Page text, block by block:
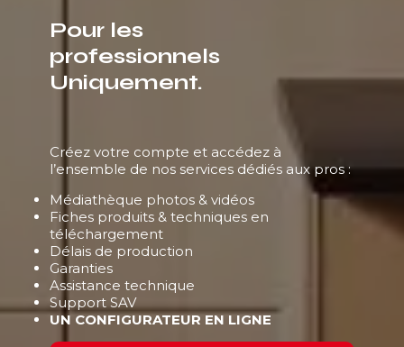
Pour les
professionnels
Uniquement.
Créez votre compte et accédez à
l’ensemble de nos services dédiés aux pros :
Médiathèque photos & vidéos
Fiches produits & techniques en
téléchargement
Délais de production
Garanties
Assistance technique
Support SAV
UN CONFIGURATEUR EN LIGNE